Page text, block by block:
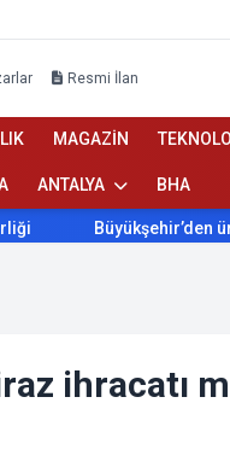
Resmi İlan
MAGAZİN
ANTALYA BHA
Büyükşehir’den
ihracatı